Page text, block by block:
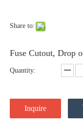
Share to:
Fuse Cutout, Drop
Quantity:
Inquire